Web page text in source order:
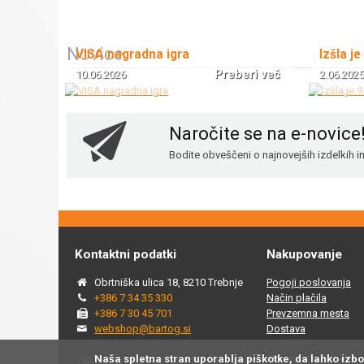
Novice
VISA nagradna igra
10.06.2026 Preberi več
Izšla
2.06.2025
Naročite se na e-novice!
Bodite obveščeni o najnovejših izdelkih
Kontaktni podatki
Obrtniška ulica 18, 8210 Trebnje
+386 7 34 35 330
+386 7 30 45 701
webshop@bartog.si
Nakupovanje
Pogoji poslovanja
Način plačila
Prevzemna mesta
Dostava
© 2015 - 2025 Spletna trgovina Bartog, v spletni trgovini
Naša spletna stran uporablja piškotke, da lahko